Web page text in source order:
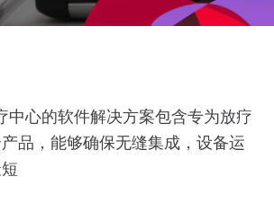
中心的软件解决方案包含专为放疗
品，能够确保无缝集成，设备运